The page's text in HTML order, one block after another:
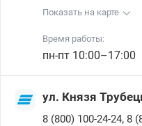
Показать на карте
Время работы:
пн-пт 10:00–17:00
ул. Князя
8 (800) 100-24-24, 8